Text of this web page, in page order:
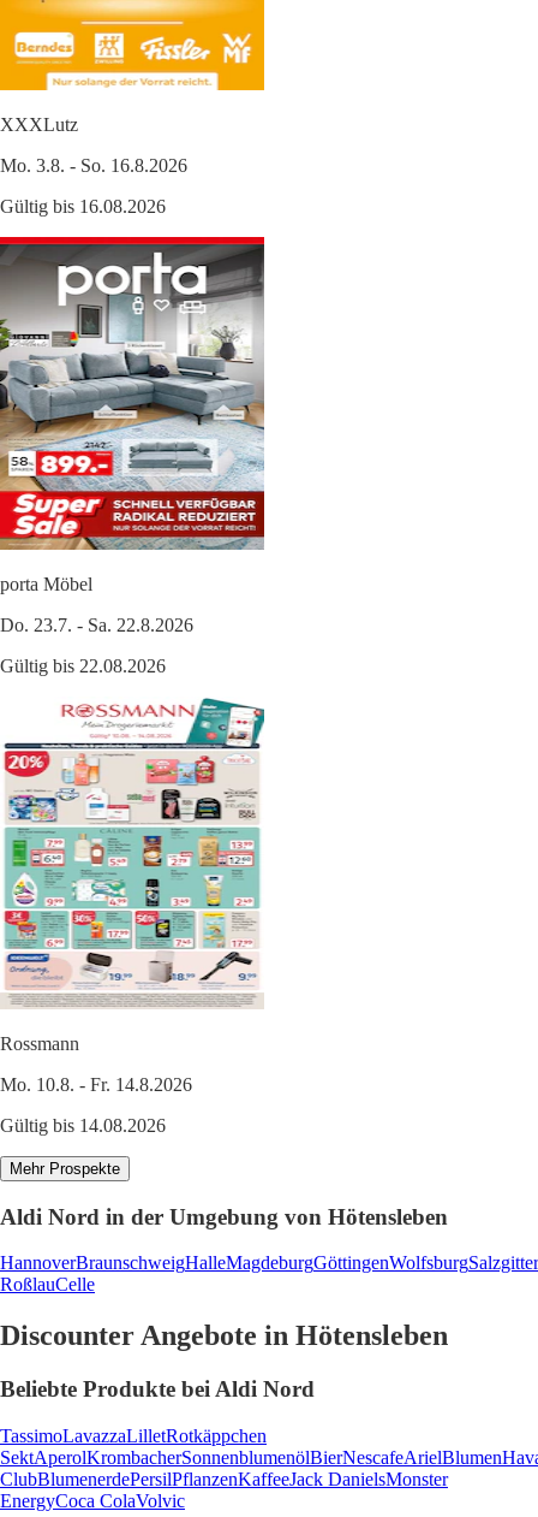
XXXLutz
Mo. 3.8. - So. 16.8.2026
Gültig bis 16.08.2026
porta Möbel
Do. 23.7. - Sa. 22.8.2026
Gültig bis 22.08.2026
Rossmann
Mo. 10.8. - Fr. 14.8.2026
Gültig bis 14.08.2026
Mehr Prospekte
Aldi Nord in der Umgebung von Hötensleben
HannoverBraunschweigHalleMagdeburgGöttingenWolfsburgSalzgitter
RoßlauCelle
Discounter Angebote in Hötensleben
Beliebte Produkte bei Aldi Nord
TassimoLavazzaLilletRotkäppchen
SektAperolKrombacherSonnenblumenölBierNescafeArielBlumen
ClubBlumenerdePersilPflanzenKaffeeJack DanielsMonster
EnergyCoca ColaVolvic